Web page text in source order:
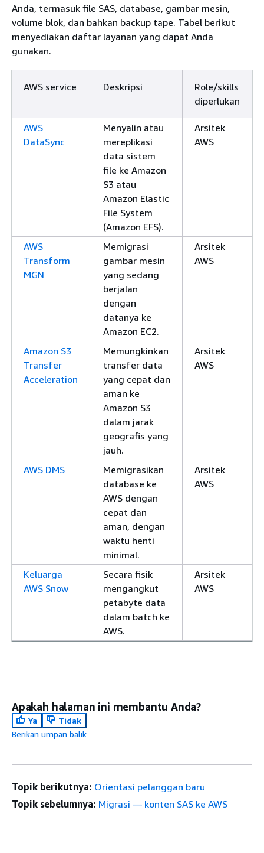
Anda, termasuk file SAS, database, gambar mesin,
volume blok, dan bahkan backup tape. Tabel berikut
menyediakan daftar layanan yang dapat Anda
gunakan.
AWS service Deskripsi
Role/skills
diperlukan
AWS
DataSync
Menyalin atau
mereplikasi
data sistem
file ke Amazon
S3 atau
Amazon Elastic
File System
(Amazon EFS).
Arsitek
AWS
AWS
Transform
MGN
Memigrasi
gambar mesin
yang sedang
berjalan
dengan
datanya ke
Amazon EC2.
Arsitek
AWS
Amazon S3
Transfer
Acceleration
Memungkinkan
transfer data
yang cepat dan
aman ke
Amazon S3
dalam jarak
geografis yang
jauh.
Arsitek
AWS
AWS DMS
Memigrasikan
database ke
AWS dengan
cepat dan
aman, dengan
waktu henti
minimal.
Arsitek
AWS
Keluarga
AWS Snow
Secara fisik
mengangkut
petabyte data
dalam batch ke
AWS.
Arsitek
AWS
Apakah halaman ini membantu Anda?
Ya
Tidak
Berikan umpan balik
Topik berikutnya: Orientasi pelanggan baru
Topik sebelumnya: Migrasi — konten SAS ke AWS